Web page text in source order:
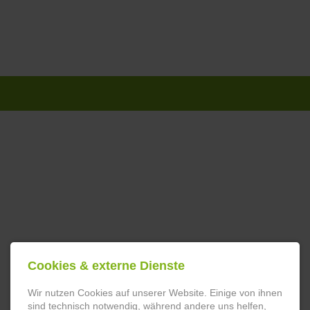
Cookies & externe Dienste
Wir nutzen Cookies auf unserer Website. Einige von ihnen
sind technisch notwendig, während andere uns helfen,